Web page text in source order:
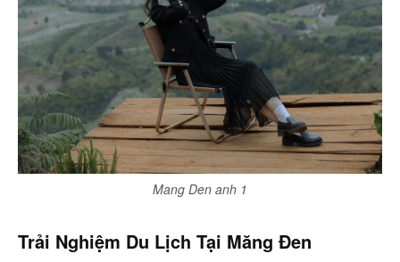
Mang Den anh 1
Trải Nghiệm Du Lịch Tại Măng Đen